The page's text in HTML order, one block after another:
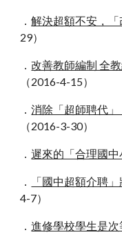
．解決超額不安，
29）
．改善教師編制 全
（2016-4-15）
．消除「超師聘代
（2016-3-30）
．遲來的「合理國中
． 「國中超額介聘
4-7）
．進修學校學生是次